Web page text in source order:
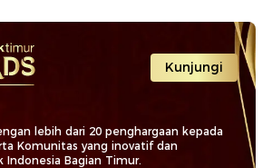
Kunjungi
lebih dari 20 penghargaan kepada
Komunitas yang inovatif dan
Bagian Timur.